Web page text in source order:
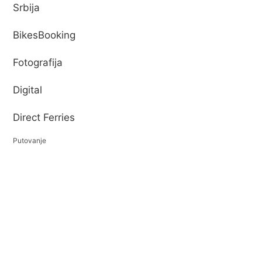
Srbija
BikesBooking
Fotografija
Digital
Direct Ferries
Putovanje